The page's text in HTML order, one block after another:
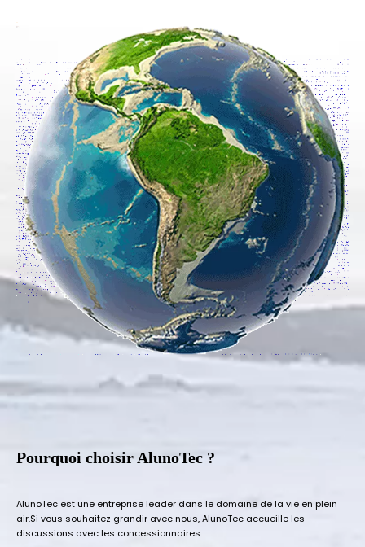
Pourquoi choisir AlunoTec ?
AlunoTec est une entreprise leader dans le domaine de la vie en plein
air.Si vous souhaitez grandir avec nous, AlunoTec accueille les
discussions avec les concessionnaires.